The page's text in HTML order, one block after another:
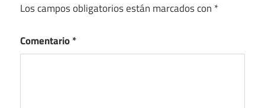
Los campos obligatorios están marcados con *
Comentario*